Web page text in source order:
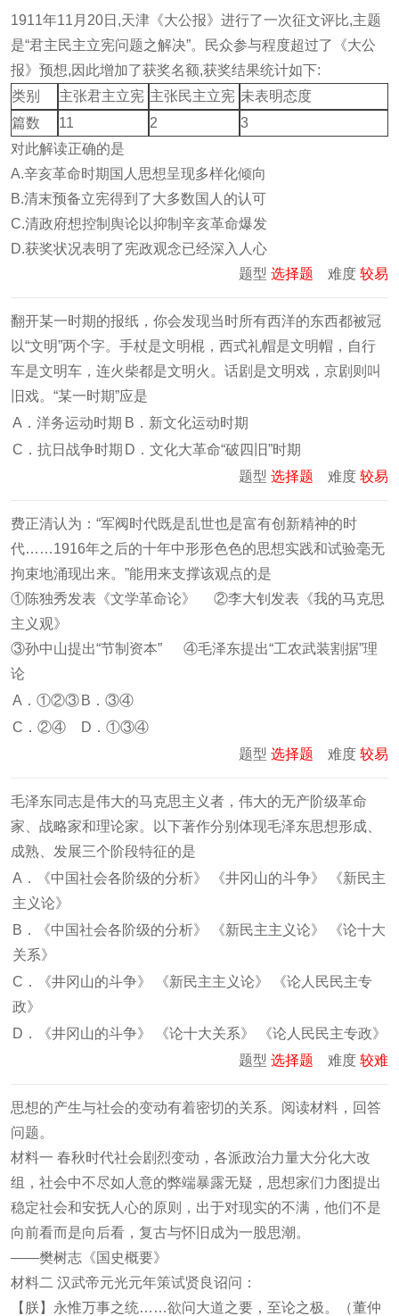
1911年11月20日,天津《大公报》进行了一次征文评比,主题
是“君主民主立宪问题之解决”。民众参与程度超过了《大公
报》预想,因此增加了获奖名额,获奖结果统计如下:
类别
主张君主立宪 主张民主立宪 未表明态度
篇数
11 2
3
对此解读正确的是
A.辛亥革命时期国人思想呈现多样化倾向
B.清末预备立宪得到了大多数国人的认可
C.清政府想控制舆论以抑制辛亥革命爆发
D.获奖状况表明了宪政观念已经深入人心
题型 选择题 难度 较易
翻开某一时期的报纸，你会发现当时所有西洋的东西都被冠
以“文明”两个字。手杖是文明棍，西式礼帽是文明帽，自行
车是文明车，连火柴都是文明火。话剧是文明戏，京剧则叫
旧戏。“某一时期”应是
A．洋务运动时期 B．新文化运动时期
C．抗日战争时期 D．文化大革命“破四旧”时期
题型 选择题 难度 较易
费正清认为：“军阀时代既是乱世也是富有创新精神的时
代……1916年之后的十年中形形色色的思想实践和试验毫无
拘束地涌现出来。”能用来支撑该观点的是
①陈独秀发表《文学革命论》 ②李大钊发表《我的马克思
主义观》
③孙中山提出“节制资本” ④毛泽东提出“工农武装割据”理
论
A．①②③ B．③④
C．②④
D．①③④
题型 选择题 难度 较易
毛泽东同志是伟大的马克思主义者，伟大的无产阶级革命
家、战略家和理论家。以下著作分别体现毛泽东思想形成、
成熟、发展三个阶段特征的是
A．《中国社会各阶级的分析》 《井冈山的斗争》 《新民主
主义论》
B．《中国社会各阶级的分析》 《新民主主义论》 《论十大
关系》
C．《井冈山的斗争》 《新民主主义论》 《论人民民主专
政》
D．《井冈山的斗争》 《论十大关系》 《论人民民主专政》
题型 选择题 难度 较难
思想的产生与社会的变动有着密切的关系。阅读材料，回答
问题。
材料一 春秋时代社会剧烈变动，各派政治力量大分化大改
组，社会中不尽如人意的弊端暴露无疑，思想家们力图提出
稳定社会和安抚人心的原则，出于对现实的不满，他们不是
向前看而是向后看，复古与怀旧成为一股思潮。
——樊树志《国史概要》
材料二 汉武帝元光元年策试贤良诏问：
【朕】永惟万事之统……欲问大道之要，至论之极。（董仲